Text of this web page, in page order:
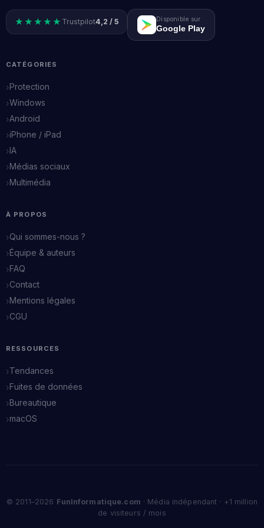
★★★★★ Trustpilot4,2 / 5 Disponible sur
Google Play
CATÉGORIES
Protection
Windows
Android
iPhone / iPad
IA
Médias sociaux
Multimédia
À PROPOS
Qui sommes-nous ?
Équipe & auteurs
FAQ
Contact
Mentions légales
CGU
RESSOURCES
Tendances
Fuites de données
Bureautique
macOS
© 2011–2026 FunInformatique.com · Média indépendant · +1 million
de visiteurs / mois